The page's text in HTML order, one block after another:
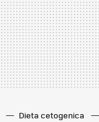
Dieta cetogenica